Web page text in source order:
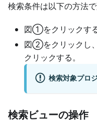
検索条件は以下の方法で
図①をクリックする
図②をクリックし
クリックする。
検索対象プロ
検索ビューの操作